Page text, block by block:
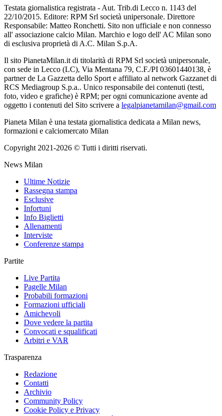
Testata giornalistica registrata - Aut. Trib.di Lecco n. 1143 del
22/10/2015. Editore: RPM Srl società unipersonale. Direttore
Responsabile: Matteo Ronchetti. Sito non ufficiale e non connesso
all' associazione calcio Milan. Marchio e logo dell' AC Milan sono
di esclusiva proprietà di A.C. Milan S.p.A.
Il sito PianetaMilan.it di titolarità di RPM Srl società unipersonale,
con sede in Lecco (LC), Via Mentana 79, C.F./PI 03601440138, è
partner de La Gazzetta dello Sport e affiliato al network Gazzanet di
RCS Mediagroup S.p.a.. Unico responsabile dei contenuti (testi,
foto, video e grafiche) è RPM; per ogni comunicazione avente ad
oggetto i contenuti del Sito scrivere a legalpianetamilan@gmail.com
Pianeta Milan è una testata giornalistica dedicata a Milan news,
formazioni e calciomercato Milan
Copyright 2021-2026 © Tutti i diritti riservati.
News Milan
Ultime Notizie
Rassegna stampa
Esclusive
Infortuni
Info Biglietti
Allenamenti
Interviste
Conferenze stampa
Partite
Live Partita
Pagelle Milan
Probabili formazioni
Formazioni ufficiali
Amichevoli
Dove vedere la partita
Convocati e squalificati
Arbitri e VAR
Trasparenza
Redazione
Contatti
Archivio
Community Policy
Cookie Policy e Privacy